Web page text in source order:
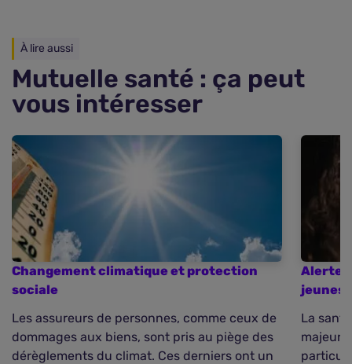
À lire aussi
Mutuelle santé : ça peut
vous intéresser
Changement climatique et protection
sociale
Les assureurs de personnes, comme ceux de
dommages aux biens, sont pris au piège des
dérèglements du climat. Ces derniers ont un
Alerte
jeunes
La
majeur